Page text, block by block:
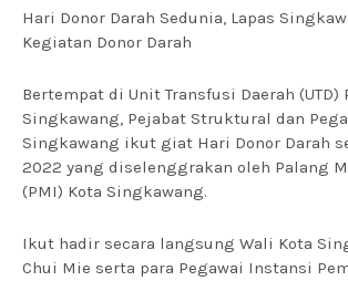
Hari Donor Darah Sedunia, Lapas
Kegiatan Donor Darah
Bertempat di Unit Transfusi Daerah (UTD)
Singkawang, Pejabat Struktural dan
Singkawang ikut giat Hari Donor Darah
2022 yang diselenggrakan oleh Palang
(PMI) Kota Singkawang.
Ikut hadir secara langsung Wali Kota
Chui Mie serta para Pegawai Instansi